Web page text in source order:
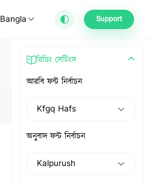
Bangla Support
রিডিং সেটিংস
আরবি ফন্ট নির্বাচন
Kfgq Hafs
অনুবাদ ফন্ট নির্বাচন
Kalpurush